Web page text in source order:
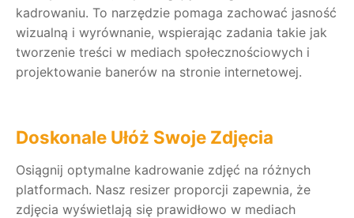
kadrowaniu. To narzędzie pomaga zachować jasność
wizualną i wyrównanie, wspierając zadania takie jak
tworzenie treści w mediach społecznościowych i
projektowanie banerów na stronie internetowej.
Doskonale Ułóż Swoje Zdjęcia
Osiągnij optymalne kadrowanie zdjęć na różnych
platformach. Nasz resizer proporcji zapewnia, że
zdjęcia wyświetlają się prawidłowo w mediach